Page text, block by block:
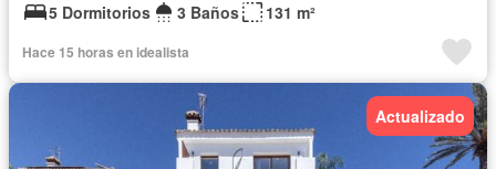
5 Dormitorios
3 Baños 131 m²
Hace 15 horas en idealista
Actualizado